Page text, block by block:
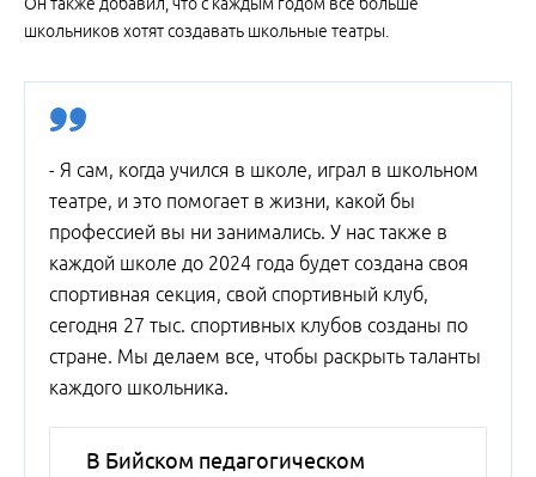
Он также добавил, что с каждым годом все больше
школьников хотят создавать школьные театры.
- Я сам, когда учился в школе, играл в школьном
театре, и это помогает в жизни, какой бы
профессией вы ни занимались. У нас также в
каждой школе до 2024 года будет создана своя
спортивная секция, свой спортивный клуб,
сегодня 27 тыс. спортивных клубов созданы по
стране. Мы делаем все, чтобы раскрыть таланты
каждого школьника.
В Бийском педагогическом